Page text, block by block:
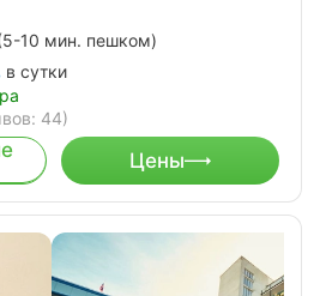
10 мин. пешком)
в сутки
44)
Цены